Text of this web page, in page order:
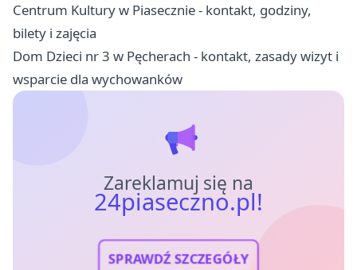
Centrum Kultury w Piasecznie - kontakt, godziny,
bilety i zajęcia
Dom Dzieci nr 3 w Pęcherach - kontakt, zasady wizyt i
wsparcie dla wychowanków
Zareklamuj się na
24piaseczno.pl!
SPRAWDŹ SZCZEGÓŁY